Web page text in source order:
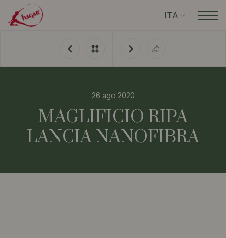
ITA
26 ago 2020
MAGLIFICIO RIPA
LANCIA NANOFIBRA